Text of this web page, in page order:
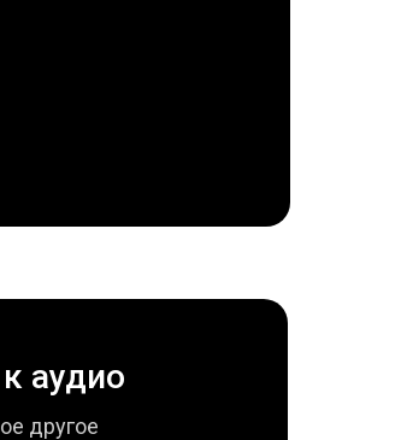
аудио
другое